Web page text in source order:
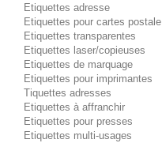
Etiquettes adresse
Etiquettes pour cartes postale
Etiquettes transparentes
Etiquettes laser/copieuses
Etiquettes de marquage
Etiquettes pour imprimantes
Tiquettes adresses
Etiquettes à affranchir
Etiquettes pour presses
Etiquettes multi-usages